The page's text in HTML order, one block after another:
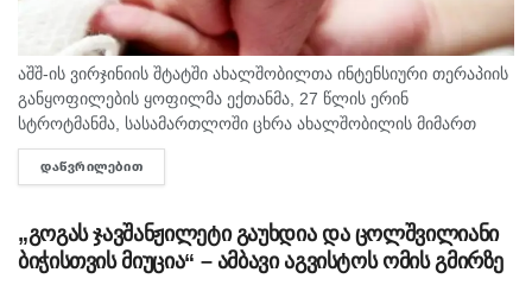
აშშ-ის ვირჯინიის შტატში ახალშობილთა ინტენსიური თერაპიის
განყოფილების ყოფილმა ექთანმა, 27 წლის ერინ
სტროტმანმა, სასამართლოში ცხრა ახალშობილის მიმართ
ბავშვზე ძალადობის ბრალდებაზე დანაშაული არ უარყო. საქმე
ერთ-ერთ ყველაზე გახმაურებულ სამედიცინო სკანდალად
ᲓᲐᲬᲕᲠᲘᲚᲔᲑᲘᲗ
„გოგას ჯავშანჟილეტი გაუხდია და ცოლშვილიანი
ბიჭისთვის მიუცია“ – ამბავი აგვისტოს ომის გმირზე